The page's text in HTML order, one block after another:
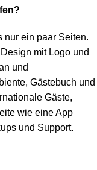
nur ein paar Seiten.
mit Logo und
und
Gästebuch und
Gäste,
wie eine App
und Support.